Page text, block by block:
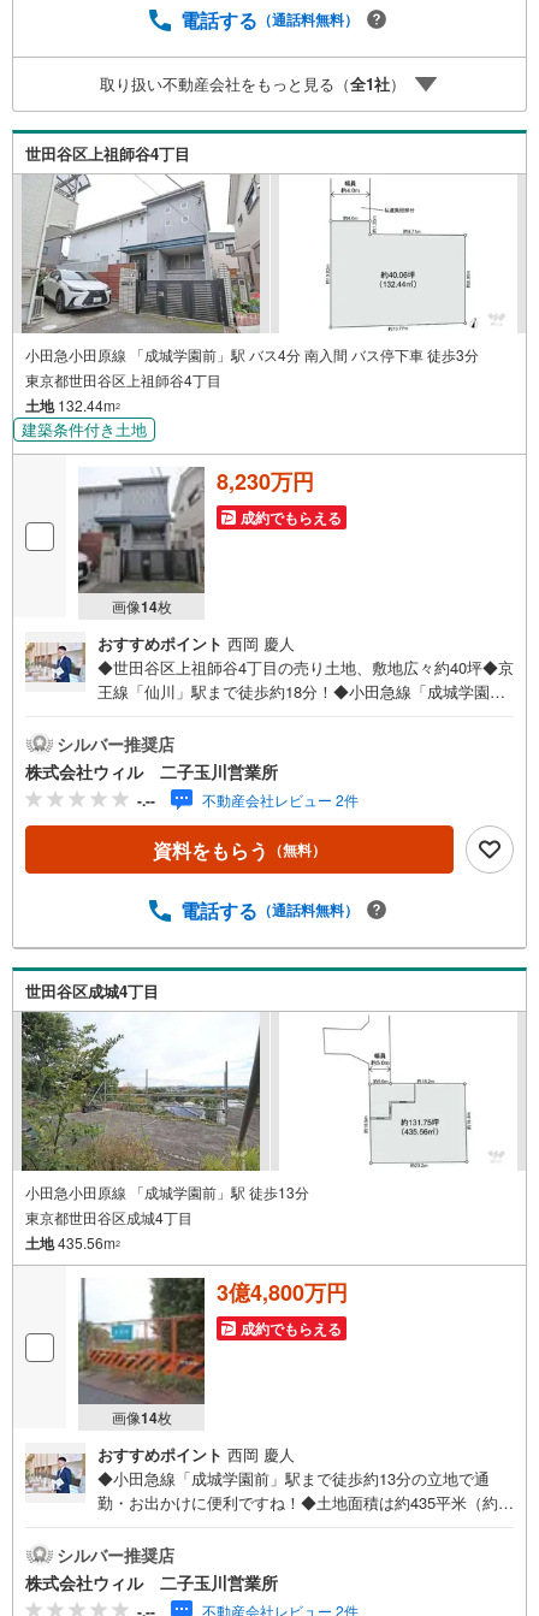
お電話が繋がりやすくなっております。ぜひお気軽にご連
すとスムーズにご案内が可能です。【ウィル不動産販売は
ここが強み】（1）住宅ローンに精通しており、社内にロー
ン専門部署があります！（2）施工実績多数のリフォーム部
門も社内にあります！（3）定休日なし！
電話する （通話料無料）
取り扱い不動産会社をもっと見る（全1社）
世田谷区上祖師谷4丁目
小田急小田原線 「成城学園前」駅 バス4分 南入間 バス停下車 徒歩3分
東京都世田谷区上祖師谷4丁目
土地132.44m2
建築条件付き土地
画像14枚
8,230万円
成約でもらえる
おすすめポイント 西岡 慶人
◆世田谷区上祖師谷4丁目の売り土地、敷地広々約40坪◆京
王線「仙川」駅まで徒歩約18分！◆小田急線「成城学園
◆現況更地につき、スムーズに土地利用を開始していただ
けます◆住環境に配慮された第一種低層住居専用地域の閑
静な住宅地◆建物プランの立てやすい土地形状です！◆
「千歳小学校」まで徒歩約9分、子育て世帯にもおすすめ！
◆「まいばすけっと（成城通り店）」まで徒歩約7分！日々
のお買物も快適！◆「至誠会第二病院」まで徒歩約5分、利
～19:00】上記時間はお電話が繋がりやすくなっておりま
「室内・現地を見学する（無料）」ボタンよりご希望の日
時をご記入いただけますとスムーズにご案内が可能です。
【ウィル不動産販売はここが強み】（1）住宅ローンに精通
しており、社内にローン専門部署があります！（2）施工実
績多数のリフォーム部門も社内にあります！（3）定休日な
し！
シルバー推奨店
株式会社ウィル 二子玉川営業所
-.-- 不動産会社レビュー 2件
資料をもらう （無料）
電話する （通話料無料）
世田谷区成城4丁目
小田急小田原線 「成城学園前」駅 徒歩13分
東京都世田谷区成城4丁目
土地435.56m2
画像14枚
3億4,800万円
成約でもらえる
おすすめポイント 西岡 慶人
◆小田急線「成城学園前」駅まで徒歩約13分の立地で通
勤・お出かけに便利ですね！◆土地面積は約435平米（約1
ウスメーカー・工務店をお選びいただけます！◆ご家族の
理想に合ったマイホームをご実現ください！◆住環境に配
慮された第一種低層住居専用地域の閑静な住宅地となって
シルバー推奨店
株式会社ウィル 二子玉川営業所
-.-- 不動産会社レビュー 2件